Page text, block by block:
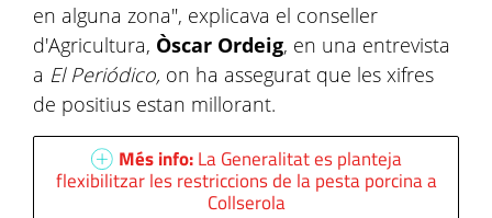
en alguna zona", explicava el conseller
d'Agricultura, Òscar Ordeig, en una entrevista
a El Periódico, on ha assegurat que les xifres
de positius estan millorant.
Més info:La Generalitat es planteja
flexibilitzar les restriccions de la pesta porcina a
Collserola